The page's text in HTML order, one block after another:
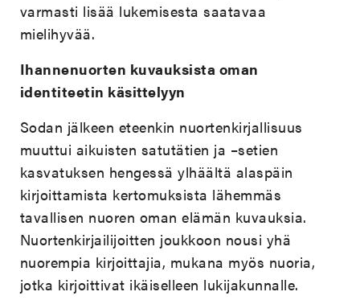
varmasti lisää lukemisesta saatavaa
mielihyvää.
Ihannenuorten kuvauksista oman
identiteetin käsittelyyn
Sodan jälkeen eteenkin nuortenkirjallisuus
muuttui aikuisten satutätien ja –setien
kasvatuksen hengessä ylhäältä alaspäin
kirjoittamista kertomuksista lähemmäs
tavallisen nuoren oman elämän kuvauksia.
Nuortenkirjailijoitten joukkoon nousi yhä
nuorempia kirjoittajia, mukana myös nuoria,
jotka kirjoittivat ikäiselleen lukijakunnalle.